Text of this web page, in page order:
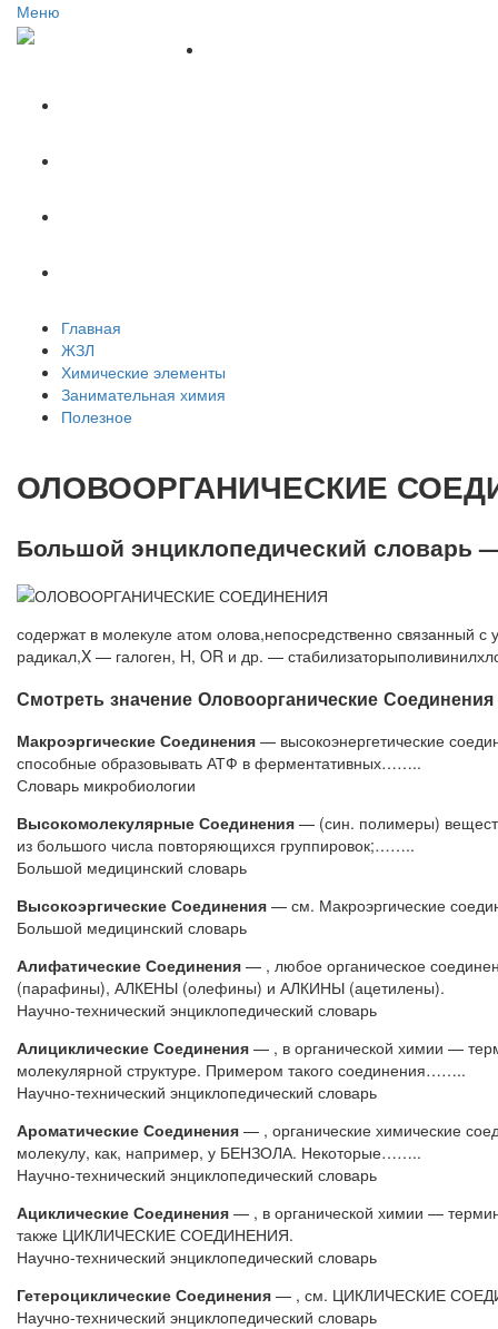
Меню
Главная
ЖЗЛ
Химические элементы
Занимательная химия
Полезное
ОЛОВООРГАНИЧЕСКИЕ
Большой энциклопедический словарь
содержат в молекуле атом олова,непосредственно связанный
радикал,X — галоген, H, OR и др. —
Смотреть значение Оловоорганические Соединения
Макроэргические Соединения — высокоэнергетические
способные образовывать АТФ в ферментативных……..
Словарь микробиологии
Высокомолекулярные Соединения — (син. полимеры)
из большого числа повторяющихся группировок;……..
Большой медицинский словарь
Высокоэргические Соединения — см. Макроэргические
Большой медицинский словарь
Алифатические Соединения — , любое органическое
(парафины), АЛКЕНЫ (олефины) и АЛКИНЫ (ацетилены).
Научно-технический энциклопедический словарь
Алициклические Соединения — , в органической химии —
молекулярной структуре. Примером такого соединения……..
Научно-технический энциклопедический словарь
Ароматические Соединения — , органические химические
молекулу, как, например, у БЕНЗОЛА. Некоторые……..
Научно-технический энциклопедический словарь
Ациклические Соединения — , в органической химии —
также ЦИКЛИЧЕСКИЕ СОЕДИНЕНИЯ.
Научно-технический энциклопедический словарь
Гетероциклические Соединения — , см. ЦИКЛИЧЕСКИЕ
Научно-технический энциклопедический словарь